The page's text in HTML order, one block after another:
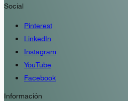
Social
Pinterest
LinkedIn
Instagram
YouTube
Facebook
Información